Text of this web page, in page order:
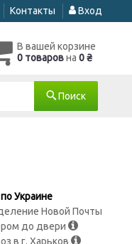
Контакты Вход
В вашей корзине
0 товаровна 0 ₴
Поиск
Украине
Новой Почты
до двери
в г. Харьков